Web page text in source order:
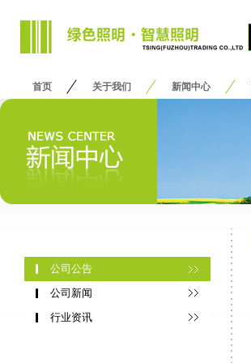
首页 关于我们 新闻中心
公司公告
公司新闻
行业资讯